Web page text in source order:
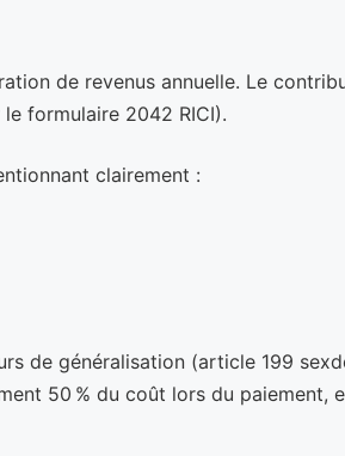
de revenus annuelle. Le
formulaire 2042 RICI).
clairement :
de généralisation (article 199
50 % du coût lors du paiement,